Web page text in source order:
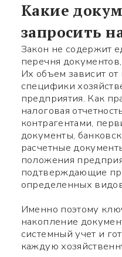
Какие
запросить
Закон не содержит
перечня
Их объем зависит
специфики
предприятия. Как
налоговая
контрагентами,
документы,
расчетные
положения
подтверждающие
определенных
Именно поэтому
накопление
системный учет и
каждую